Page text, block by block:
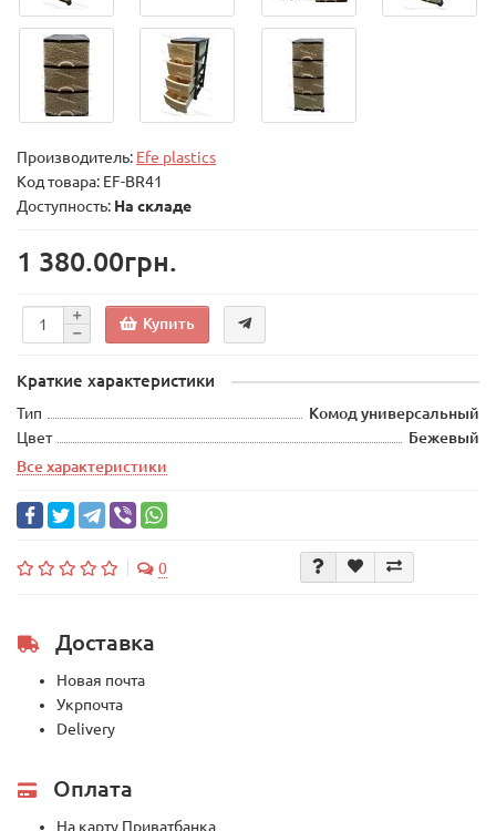
Производитель: Efe plastics
Код товара: EF-BR41
Доступность: На складе
1 380.00грн.
Купить
Краткие характеристики
Тип
Комод универсальный
Цвет
Бежевый
Все характеристики
0
Доставка
Новая почта
Укрпочта
Delivery
Оплата
На карту Приватбанка